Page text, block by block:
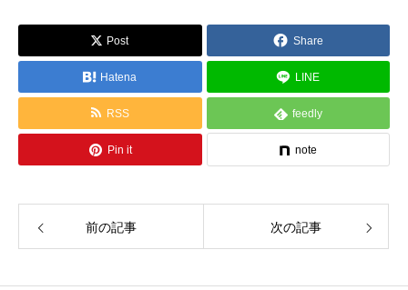
Post Share
Hatena LINE
RSS feedly
Pin it note
前の記事 次の記事